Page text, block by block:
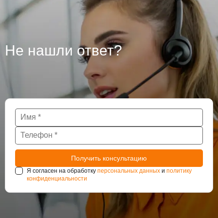
усилению и ремонту.
Не нашли ответ?
Я согласен на обработку персональных данных и политику
конфиденциальности